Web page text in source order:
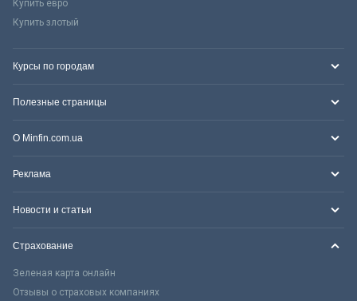
Купить евро
Купить злотый
Курсы по городам
Полезные страницы
О Minfin.com.ua
Реклама
Новости и статьи
Страхование
Зеленая карта онлайн
Отзывы о страховых компаниях